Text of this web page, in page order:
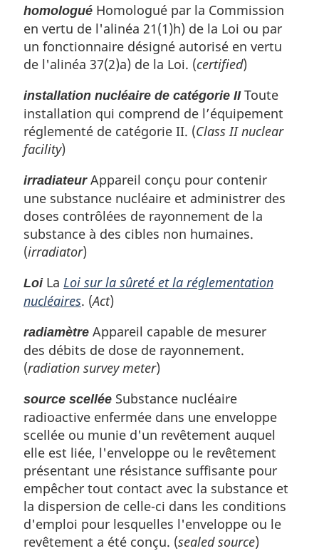
homologué Homologué par la Commission
en vertu de l'alinéa 21(1)h) de la Loi ou par
un fonctionnaire désigné autorisé en vertu
de l'alinéa 37(2)a) de la Loi. (certified)
installation nucléaire de catégorie IIToute
installation qui comprend de l’équipement
réglementé de catégorie II. (Class II nuclear
facility)
irradiateurAppareil conçu pour contenir
une substance nucléaire et administrer des
doses contrôlées de rayonnement de la
substance à des cibles non humaines.
(irradiator)
LoiLa Loi sur la sûreté et la réglementation
nucléaires. (Act)
radiamètre Appareil capable de mesurer
des débits de dose de rayonnement.
(radiation survey meter)
source scellée Substance nucléaire
radioactive enfermée dans une enveloppe
scellée ou munie d'un revêtement auquel
elle est liée, l'enveloppe ou le revêtement
présentant une résistance suffisante pour
empêcher tout contact avec la substance et
la dispersion de celle-ci dans les conditions
d'emploi pour lesquelles l'enveloppe ou le
revêtement a été conçu. (sealed source)